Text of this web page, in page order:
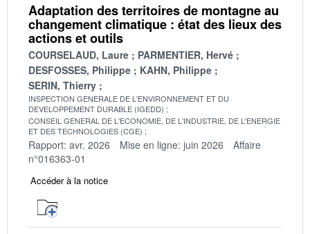
Adaptation des territoires de montagne au
changement climatique : état des lieux des
actions et outils
COURSELAUD, Laure
PARMENTIER, Hervé
DESFOSSES, Philippe
KAHN, Philippe
SERIN, Thierry
INSPECTION GENERALE DE L'ENVIRONNEMENT ET DU
DEVELOPPEMENT DURABLE (IGEDD)
CONSEIL GENERAL DE L'ECONOMIE, DE L'INDUSTRIE, DE L'ENERGIE
ET DES TECHNOLOGIES (CGE)
Rapport: avr. 2026 Mise en ligne: juin 2026
Affaire
n°016363-01
Accéder à la notice